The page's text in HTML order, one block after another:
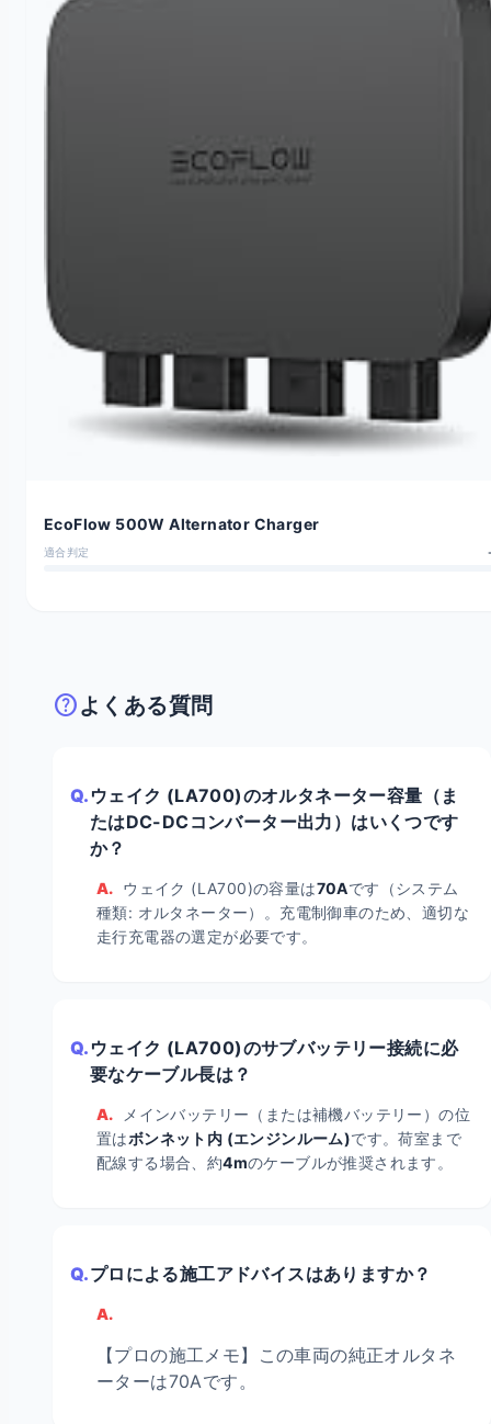
EcoFlow 500W Alternator Charger
適合判定
helpよくある質問
Q. ウェイク (LA700)のオルタネーター容量（ま
たはDC-DCコンバーター出力）はいくつです
か？
A. ウェイク (LA700)の容量は70Aです（システム
種類: オルタネーター）。充電制御車のため、適切な
走行充電器の選定が必要です。
Q. ウェイク (LA700)のサブバッテリー接続に必
要なケーブル長は？
A.
メインバッテリー（または補機バッテリー）の位
置はボンネット内 (エンジンルーム)です。荷室まで
配線する場合、約4mのケーブルが推奨されます。
Q.プロによる施工アドバイスはありますか？
A.
【プロの施工メモ】この車両の純正オルタネ
ーターは70Aです。